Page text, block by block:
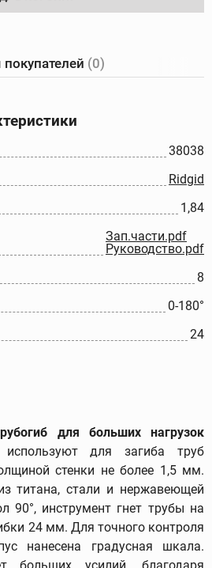
(0)
38038
Ridgid
1,84
Зап.части.pdf
Руководство.pdf
8
0-180°
24
для больших нагрузок
для загиба труб
стенки не более 1,5 мм.
титана, стали и нержавеющей
90°, инструмент гнет трубы на
24 мм. Для точного контроля
нанесена градусная шкала.